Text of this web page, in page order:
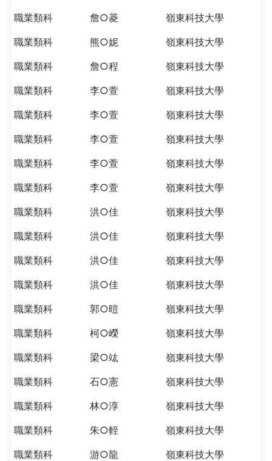
職業類科
詹○菱
嶺東科技大學
職業類科
熊○妮
嶺東科技大學
職業類科
詹○程
嶺東科技大學
職業類科
李○萱
嶺東科技大學
職業類科
李○萱
嶺東科技大學
職業類科
李○萱
嶺東科技大學
職業類科
李○萱
嶺東科技大學
職業類科
李○萱
嶺東科技大學
職業類科
洪○佳
嶺東科技大學
職業類科
洪○佳
嶺東科技大學
職業類科
洪○佳
嶺東科技大學
職業類科
洪○佳
嶺東科技大學
職業類科
郭○暟
嶺東科技大學
職業類科
柯○嶸
嶺東科技大學
職業類科
梁○竑
嶺東科技大學
職業類科
石○憲
嶺東科技大學
職業類科
林○淳
嶺東科技大學
職業類科
朱○輊
嶺東科技大學
職業類科
游○龍
嶺東科技大學